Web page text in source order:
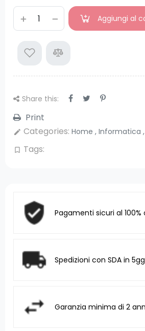
Aggiungi al
Share this:
Print
edit Categories: Home , Informatica ,
bookmark_border Tags:
Pagamenti sicuri al 100%
Spedizioni con SDA in
Garanzia minima di 2